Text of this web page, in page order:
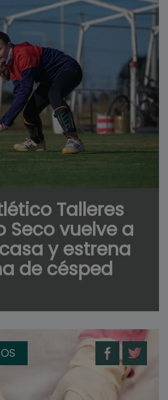
Talleres
Seco vuelve a
y estrena
de césped